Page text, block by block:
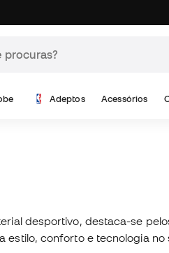
Adeptos Acessórios
desportivo, destaca-se
estilo, conforto e tecnologia